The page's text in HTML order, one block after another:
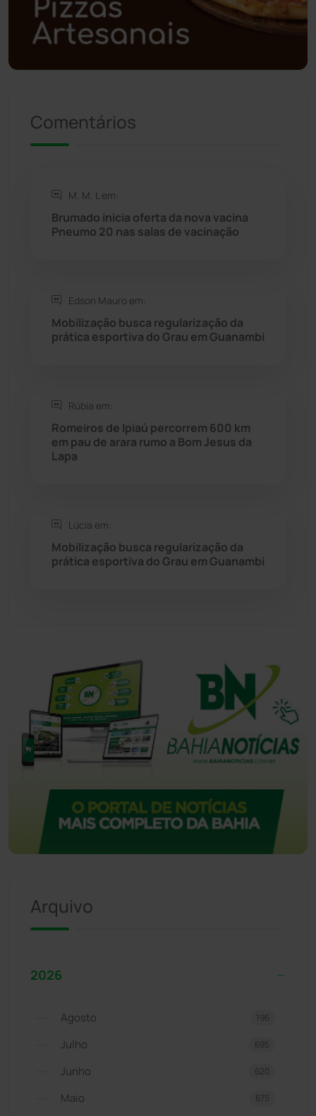
Polícia Militar (27)
Rio do Antônio
Saúde
Seabra (51)
Sítio do Mato
Sudoeste Baiano (1530)
Tanque Novo
Tecnologia (12)
Comentários
M. M. L em:
Brumado inicia oferta da nova vacina
Pneumo 20 nas salas de vacinação
Edson Mauro em:
Mobilização busca regularização da
prática esportiva do Grau em Guanambi
Rúbia em:
Romeiros de Ipiaú percorrem 600 km
em pau de arara rumo a Bom Jesus da
Lapa
Lúcia em:
Mobilização busca regularização da
prática esportiva do Grau em Guanambi
Arquivo
2026
Agosto 196
Julho 695
Junho 620
Maio 675